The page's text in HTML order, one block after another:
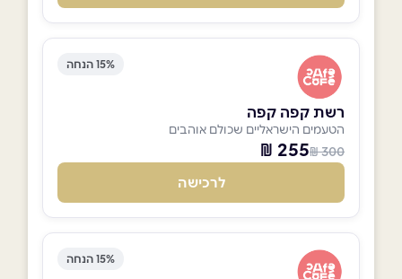
15% הנחה
רשת קפה קפה
הטעמים הישראליים שכולם אוהבים
300 ₪
255 ₪
לרכישה
15% הנחה